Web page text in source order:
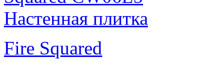
Fire Squared